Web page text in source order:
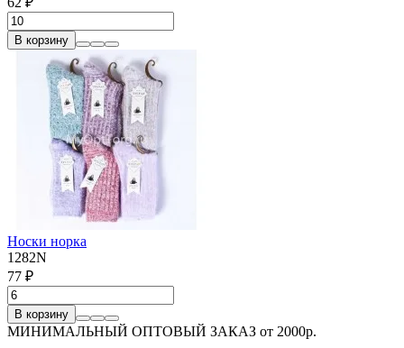
В корзину
Носки норка
1282N
77 ₽
В корзину
МИНИМАЛЬНЫЙ ОПТОВЫЙ ЗАКАЗ от 2000р.